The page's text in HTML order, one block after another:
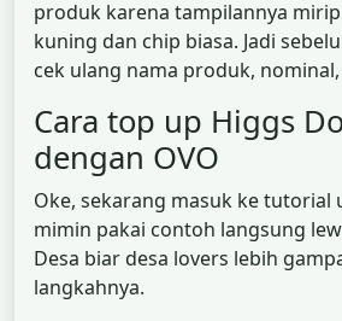
produk karena tampilannya
kuning dan chip biasa. Jadi
cek ulang nama produk,
Cara top up Higgs
dengan OVO
Oke, sekarang masuk ke tutorial
mimin pakai contoh langsung
Desa biar desa lovers lebih
langkahnya.